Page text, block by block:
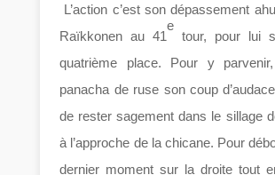
L’action c’est son dépassement
Raïkkonen au 41
e
tour, pour lui
quatrième place. Pour y
panacha de ruse son coup
de rester sagement dans le sillage
à l’approche de la chicane. Pour
dernier moment sur la droite tout